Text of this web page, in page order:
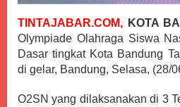
TINTAJABAR.COM, KOTA
Olympiade Olahraga Siswa
Dasar tingkat Kota Bandung
di gelar, Bandung, Selasa, (28/
O2SN yang dilaksanakan di 3